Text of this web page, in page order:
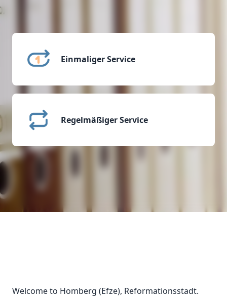
Einmaliger Service
Regelmäßiger Service
Welcome to Homberg (Efze), Reformationsstadt.